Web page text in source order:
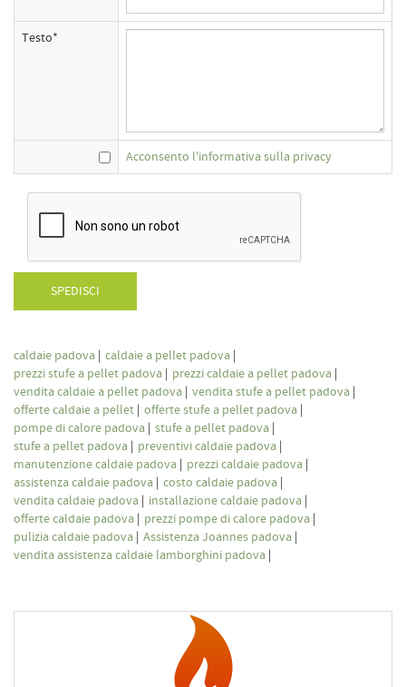
Testo*
Acconsento l'informativa sulla privacy
SPEDISCI
caldaie padova | caldaie a pellet padova |
prezzi stufe a pellet padova | prezzi caldaie a pellet padova |
vendita caldaie a pellet padova | vendita stufe a pellet padova |
offerte caldaie a pellet | offerte stufe a pellet padova |
pompe di calore padova | stufe a pellet padova |
stufe a pellet padova | preventivi caldaie padova |
manutenzione caldaie padova | prezzi caldaie padova |
assistenza caldaie padova | costo caldaie padova |
vendita caldaie padova | installazione caldaie padova |
offerte caldaie padova | prezzi pompe di calore padova |
pulizia caldaie padova | Assistenza Joannes padova |
vendita assistenza caldaie lamborghini padova |